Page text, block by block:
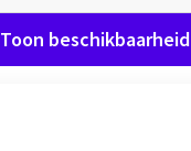
Toon beschikbaarheid